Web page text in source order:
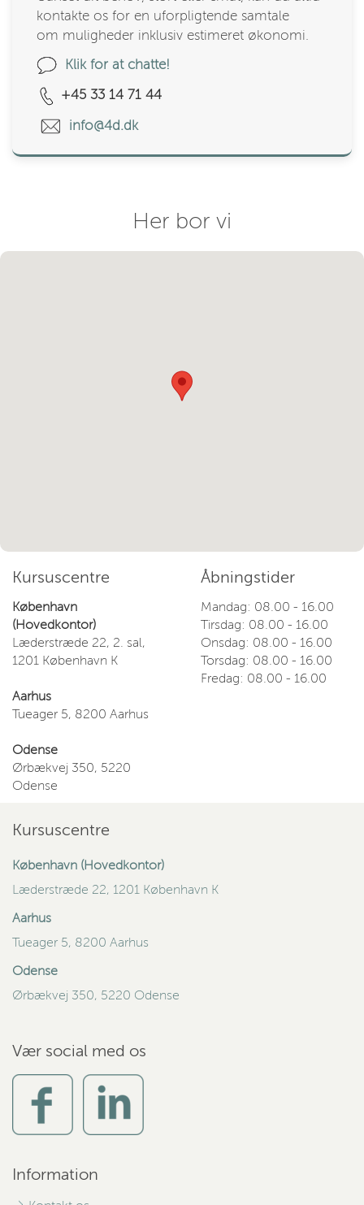
kontakte os for en uforpligtende samtale
om muligheder inklusiv estimeret økonomi.
Klik for at chatte!
+45 33 14 71 44
info@4d.dk
Her bor vi
Kursuscentre
København
(Hovedkontor)
Læderstræde 22, 2. sal,
1201 København K
Aarhus
Tueager 5, 8200 Aarhus
Odense
Ørbækvej 350, 5220
Odense
Åbningstider
Mandag: 08.00 - 16.00
Tirsdag: 08.00 - 16.00
Onsdag: 08.00 - 16.00
Torsdag: 08.00 - 16.00
Fredag: 08.00 - 16.00
Kursuscentre
København (Hovedkontor)
Læderstræde 22, 1201 København K
Aarhus
Tueager 5, 8200 Aarhus
Odense
Ørbækvej 350, 5220 Odense
Vær social med os
Information